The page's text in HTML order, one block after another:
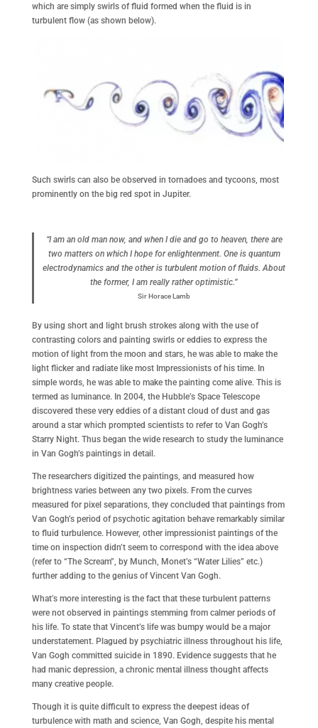
which are simply swirls of fluid formed when the fluid is in
turbulent flow (as shown below).
Such swirls can also be observed in tornadoes and tycoons, most
prominently on the big red spot in Jupiter.
“I am an old man now, and when I die and go to heaven, there are
two matters on which I hope for enlightenment. One is quantum
electrodynamics and the other is turbulent motion of fluids. About
the former, I am really rather optimistic.”
Sir Horace Lamb
By using short and light brush strokes along with the use of
contrasting colors and painting swirls or eddies to express the
motion of light from the moon and stars, he was able to make the
light flicker and radiate like most Impressionists of his time. In
simple words, he was able to make the painting come alive. This is
termed as luminance. In 2004, the Hubble’s Space Telescope
discovered these very eddies of a distant cloud of dust and gas
around a star which prompted scientists to refer to Van Gogh’s
Starry Night. Thus began the wide research to study the luminance
in Van Gogh’s paintings in detail.
The researchers digitized the paintings, and measured how
brightness varies between any two pixels. From the curves
measured for pixel separations, they concluded that paintings from
Van Gogh’s period of psychotic agitation behave remarkably similar
to fluid turbulence. However, other impressionist paintings of the
time on inspection didn’t seem to correspond with the idea above
(refer to “The Scream”, by Munch, Monet’s “Water Lilies” etc.)
further adding to the genius of Vincent Van Gogh.
What’s more interesting is the fact that these turbulent patterns
were not observed in paintings stemming from calmer periods of
his life. To state that Vincent’s life was bumpy would be a major
understatement. Plagued by psychiatric illness throughout his life,
Van Gogh committed suicide in 1890. Evidence suggests that he
had manic depression, a chronic mental illness thought affects
many creative people.
Though it is quite difficult to express the deepest ideas of
turbulence with math and science, Van Gogh, despite his mental